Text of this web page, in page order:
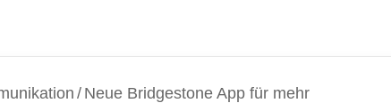
/ Neue Bridgestone App für mehr